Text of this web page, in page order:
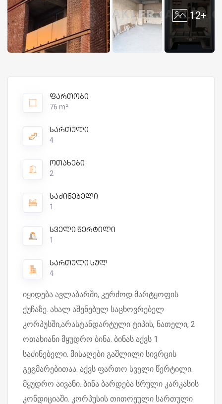
12+
ფართობი
76 m²
სართული
4
ოთახები
2
საძინებელი
1
სველი წერტილი
1
სართული სულ
4
იყიდება ავლაბარში, კერძოდ მარტყოფის
ქუჩაზე. ახალ აშენებულ საცხოვრებელ
კორპუსში,არასტანდარტული ტიპის, ნათელი, 2
ოთახიანი მყუდრო ბინა. ბინას აქვს 1
საძინებელი. მისაღები გაშლილი სივრცის
გეგმარებითაა. აქვს ფართო სველი წერტილი.
მყუდრო აივანი. ბინა ბარდება სრული კარკასის
კონდიციაში. კორპუსის თითოეული სართული